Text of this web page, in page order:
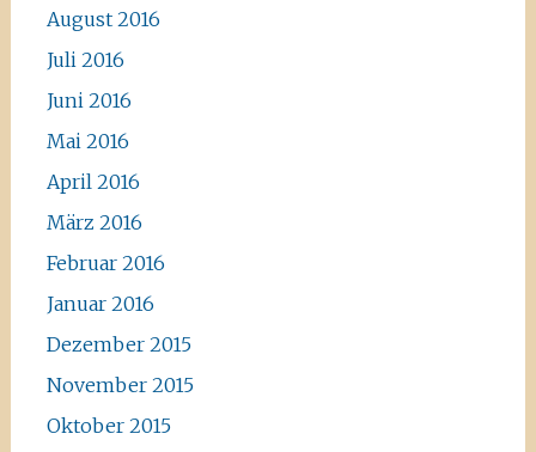
August 2016
Juli 2016
Juni 2016
Mai 2016
April 2016
März 2016
Februar 2016
Januar 2016
Dezember 2015
November 2015
Oktober 2015